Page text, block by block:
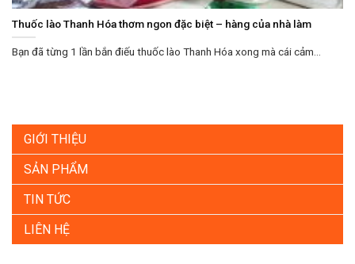
GIỚI THIỆU
SẢN PHẨM
TIN TỨC
LIÊN HỆ
Thuốc lào Thanh Hóa thơm ngon đặc biệt – hàng của nhà làm
Bạn đã từng 1 lần bắn điếu thuốc lào Thanh Hóa xong mà cái cảm...